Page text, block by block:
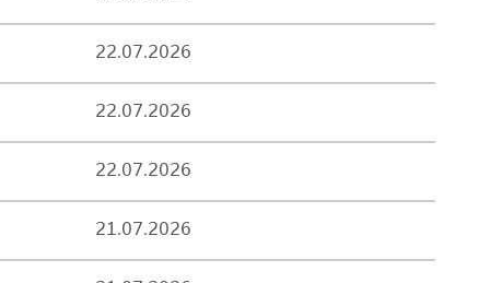
22.07.2026
22.07.2026
22.07.2026
21.07.2026